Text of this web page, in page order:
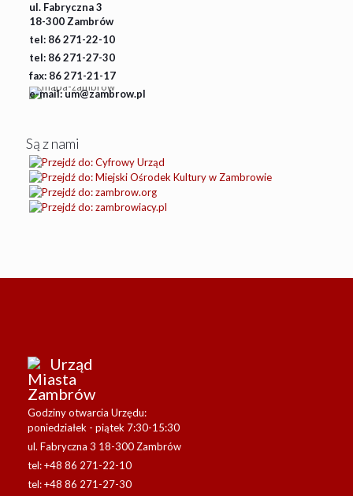
ul. Fabryczna 3
18-300 Zambrów
tel: 86 271-22-10
tel: 86 271-27-30
fax: 86 271-21-17
e-mail: um@zambrow.pl
Są z nami
Urząd
Miasta
Zambrów
Godziny otwarcia Urzędu:
poniedziałek - piątek 7:30-15:30
ul. Fabryczna 3 18-300 Zambrów
tel: +48 86 271-22-10
tel: +48 86 271-27-30